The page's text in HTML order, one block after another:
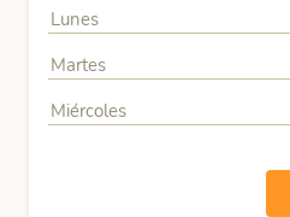
Lunes
Martes
Miércoles